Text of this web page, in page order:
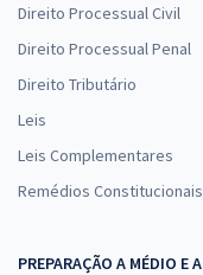
Direito Processual Civil
Direito Processual Penal
Direito Tributário
Leis
Leis Complementares
Remédios Constitucionais
PREPARAÇÃO A MÉDIO E A